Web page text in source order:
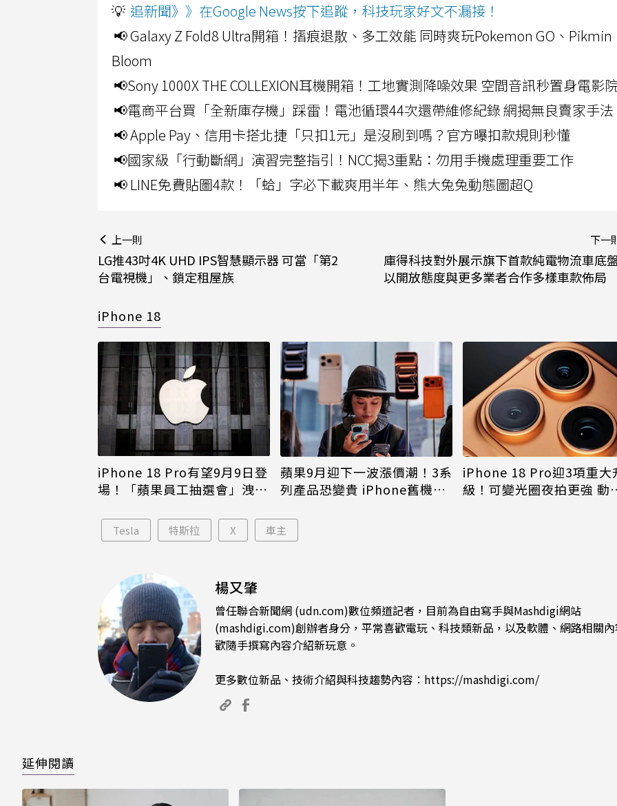
💡 追新聞》》在Google News按下追蹤，科技玩家好文不漏接！
📢 Galaxy Z Fold8 Ultra開箱！摺痕退散、多工效能 同時爽玩Pokemon GO、Pikmin
Bloom
📢Sony 1000X THE COLLEXION耳機開箱！工地實測降噪效果 空間音訊秒置身電影
📢電商平台買「全新庫存機」踩雷！電池循環44次還帶維修紀錄 網揭無良賣家手法
📢 Apple Pay、信用卡搭北捷「只扣1元」是沒刷到嗎？官方曝扣款規則秒懂
📢國家級「行動斷網」演習完整指引！NCC揭3重點：勿用手機處理重要工作
📢 LINE免費貼圖4款！「蛤」字必下載爽用半年、熊大兔兔動態圖超Q
上一則
LG推43吋4K UHD IPS智慧顯示器 可當「第2
台電視機」、鎖定租屋族
下一
庫得科技對外展示旗下首款純電物流車底
以開放態度與更多業者合作多樣車款佈局
iPhone 18
iPhone 18 Pro有望9月9日登
場！「蘋果員工抽選會」洩端
蘋果9月迎下一波漲價潮！3系
列產品恐變貴 iPhone舊機難
iPhone 18 Pro迎3項重大
級！可變光圈夜拍更強 動
Tesla 特斯拉 X 車主
楊又肇
曾任聯合新聞網 (udn.com)數位頻道記者，目前為自由寫手與Mashdigi網站
(mashdigi.com)創辦者身分，平常喜歡電玩、科技類新品，以及軟體、網路相關
歡隨手撰寫內容介紹新玩意。
更多數位新品、技術介紹與科技趨勢內容： https://mashdigi.com/
延伸閱讀